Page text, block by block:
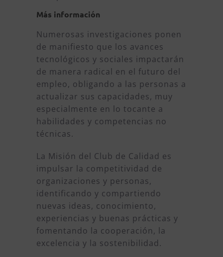
Más información
Numerosas investigaciones ponen
de manifiesto que los avances
tecnológicos y sociales impactarán
de manera radical en el futuro del
empleo, obligando a las personas a
actualizar sus capacidades, muy
especialmente en lo tocante a
habilidades y competencias no
técnicas.
La Misión del Club de Calidad es
impulsar la competitividad de
organizaciones y personas,
identificando y compartiendo
nuevas ideas, conocimiento,
experiencias y buenas prácticas y
fomentando la cooperación, la
excelencia y la sostenibilidad.